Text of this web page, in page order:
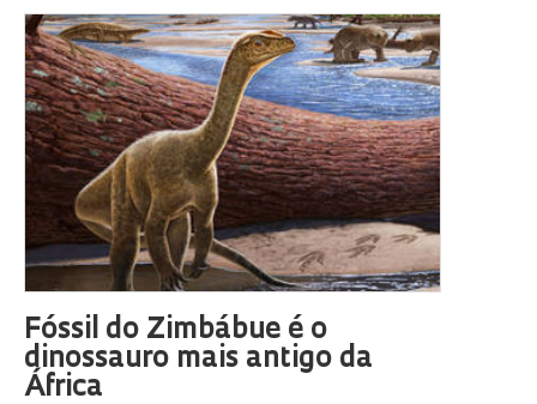
Fóssil do Zimbábue é o
dinossauro mais antigo da
África